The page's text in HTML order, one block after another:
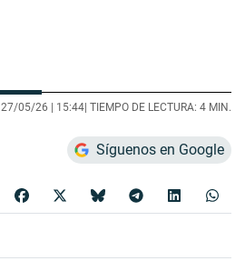
27/05/26 | 15:44| TIEMPO DE LECTURA: 4 MIN.
Síguenos en Google